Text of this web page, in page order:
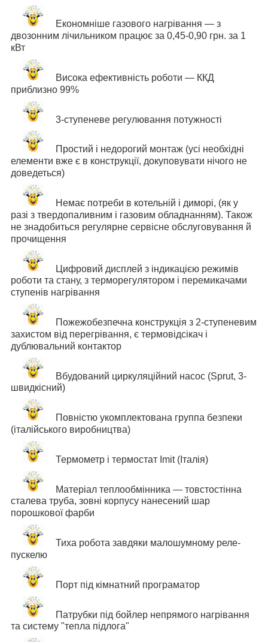
Економніше газового нагрівання — з
двозонним лічильником працює за 0,45-0,90 грн. за 1
кВт
Висока ефективність роботи — ККД
приблизно 99%
3-ступеневе регулювання потужності
Простий і недорогий монтаж (усі необхідні
елементи вже є в конструкції, докуповувати нічого не
доведеться)
Немає потреби в котельній і диморі, (як у
разі з твердопаливним і газовим обладнанням). Також
не знадобиться регулярне сервісне обслуговування й
прочищення
Цифровий дисплей з індикацією режимів
роботи та стану, з терморегулятором і перемикачами
ступенів нагрівання
Пожежобезпечна конструкція з 2-ступеневим
захистом від перегрівання, є термовідсікач і
дублювальний контактор
Вбудований циркуляційний насос (Sprut, 3-
швидкісний)
Повністю укомплектована группа безпеки
(італійського виробництва)
Термометр і термостат Imit (Італія)
Матеріал теплообмінника — товстостінна
сталева труба, зовні корпусу нанесений шар
порошкової фарби
Тиха робота завдяки малошумному реле-
пускелю
Порт під кімнатний програматор
Патрубки під бойлер непрямого нагрівання
та систему "тепла підлога"